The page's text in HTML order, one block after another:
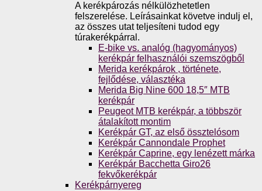
A kerékpározás nélkülözhetetlen
felszerelése. Leírásainkat követve indulj el,
az összes utat teljesíteni tudod egy
túrakerékpárral.
E-bike vs. analóg (hagyományos)
kerékpár felhasználói szemszögből
Merida kerékpárok , története,
fejlődése, választéka
Merida Big Nine 600 18,5″ MTB
kerékpár
Peugeot MTB kerékpár, a többször
átalakított montim
Kerékpár GT, az első össztelósom
Kerékpár Cannondale Prophet
Kerékpár Caprine, egy lenézett márka
Kerékpár Bacchetta Giro26
fekvőkerékpár
Kerékpárnyereg